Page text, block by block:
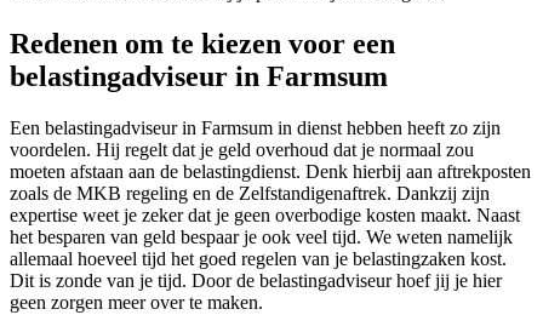
Redenen om te kiezen voor een
belastingadviseur in Farmsum
Een belastingadviseur in Farmsum in dienst hebben heeft zo zijn
voordelen. Hij regelt dat je geld overhoud dat je normaal zou
moeten afstaan aan de belastingdienst. Denk hierbij aan aftrekposten
zoals de MKB regeling en de Zelfstandigenaftrek. Dankzij zijn
expertise weet je zeker dat je geen overbodige kosten maakt. Naast
het besparen van geld bespaar je ook veel tijd. We weten namelijk
allemaal hoeveel tijd het goed regelen van je belastingzaken kost.
Dit is zonde van je tijd. Door de belastingadviseur hoef jij je hier
geen zorgen meer over te maken.